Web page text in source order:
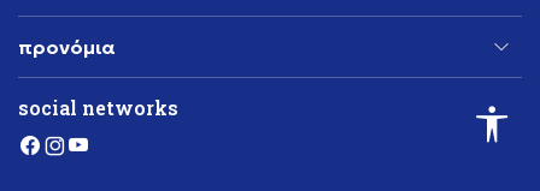
προνόμια
social networks